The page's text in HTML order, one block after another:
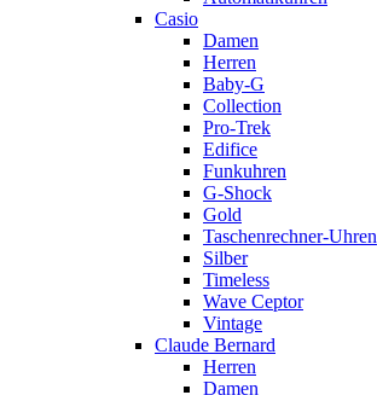
Casio
Damen
Herren
Baby-G
Collection
Pro-Trek
Edifice
Funkuhren
G-Shock
Gold
Taschenrechner-Uhren
Silber
Timeless
Wave Ceptor
Vintage
Claude Bernard
Herren
Damen